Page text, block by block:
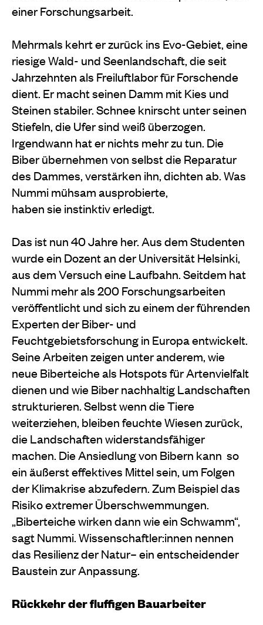
einer Forschungsarbeit.
Mehrmals kehrt er zurück ins Evo-Gebiet, eine
riesige Wald- und Seenlandschaft, die seit
Jahrzehnten als Freiluftlabor für Forschende
dient. Er macht seinen Damm mit Kies und
Steinen stabiler. Schnee knirscht unter seinen
Stiefeln, die Ufer sind weiß überzogen.
Irgendwann hat er nichts mehr zu tun. Die
Biber übernehmen von selbst die Reparatur
des Dammes, verstärken ihn, dichten ab. Was
Nummi mühsam ausprobierte,
haben sie instinktiv erledigt.
Das ist nun 40 Jahre her. Aus dem Studenten
wurde ein Dozent an der Universität Helsinki,
aus dem Versuch eine Laufbahn. Seitdem hat
Nummi mehr als 200 Forschungsarbeiten
veröffentlicht und sich zu einem der führenden
Experten der Biber- und
Feuchtgebietsforschung in Europa entwickelt.
Seine Arbeiten zeigen unter anderem, wie
neue Biberteiche als Hotspots für Artenvielfalt
dienen und wie Biber nachhaltig Landschaften
strukturieren. Selbst wenn die Tiere
weiterziehen, bleiben feuchte Wiesen zurück,
die Landschaften widerstandsfähiger
machen. Die Ansiedlung von Bibern kann so
ein äußerst effektives Mittel sein, um Folgen
der Klimakrise abzufedern. Zum Beispiel das
Risiko extremer Überschwemmungen.
„Biberteiche wirken dann wie ein Schwamm“,
sagt Nummi. Wissenschaftler:innen nennen
das Resilienz der Natur– ein entscheidender
Baustein zur Anpassung.
Rückkehr der fluffigen Bauarbeiter